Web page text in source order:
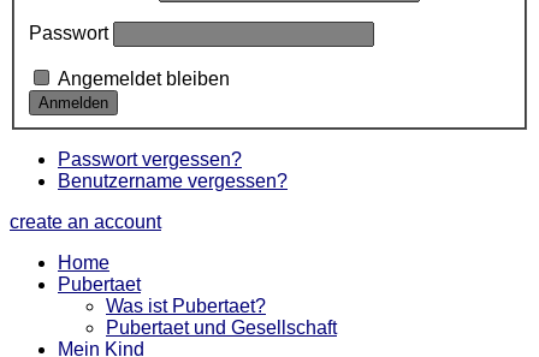
Passwort
Angemeldet bleiben
Passwort vergessen?
Benutzername vergessen?
create an account
Home
Pubertaet
Was ist Pubertaet?
Pubertaet und Gesellschaft
Mein Kind